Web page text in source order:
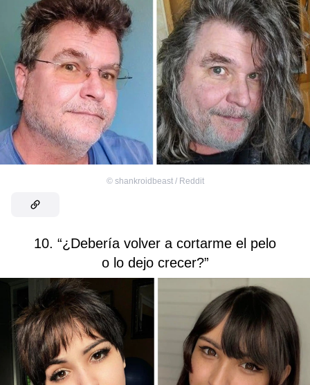
© shankroidbeast / Reddit
10. “¿Debería volver a cortarme el pelo
o lo dejo crecer?”